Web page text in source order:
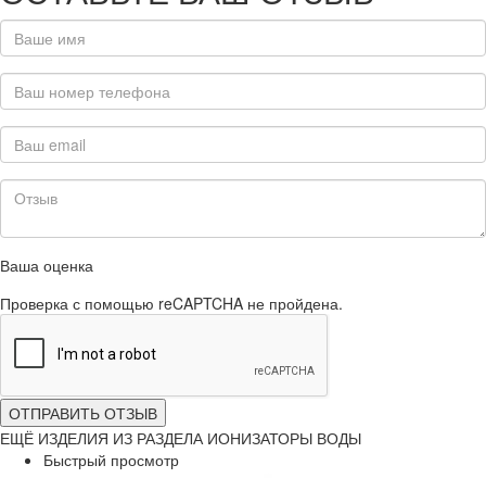
Ваша оценка
Проверка с помощью reCAPTCHA не пройдена.
ОТПРАВИТЬ ОТЗЫВ
ЕЩЁ ИЗДЕЛИЯ ИЗ РАЗДЕЛА ИОНИЗАТОРЫ ВОДЫ
Быстрый просмотр